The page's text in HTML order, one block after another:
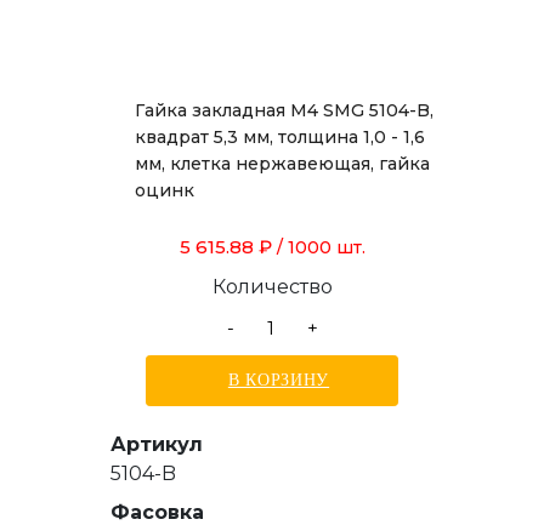
Гайка закладная М4 SMG 5104-B,
квадрат 5,3 мм, толщина 1,0 - 1,6
мм, клетка нержавеющая, гайка
оцинк
5 615.88 ₽ / 1000 шт.
Количество
-
+
В КОРЗИНУ
Артикул
5104-B
Фасовка